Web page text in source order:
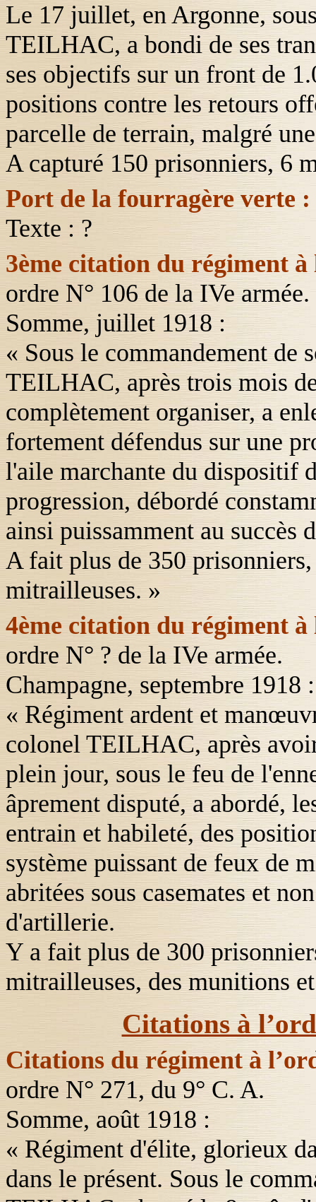
Le 17 juillet, en Argonne,
TEILHAC, a bondi de ses
ses objectifs sur un front de
positions contre les retours
parcelle de terrain, malgré
A capturé 150 prisonniers, 6
Port de la fourragère verte :
Texte : ?
3ème citation du régiment à
ordre N° 106 de la IVe armée.
Somme, juillet 1918 :
« Sous le commandement de
TEILHAC, après trois mois
complètement organiser, a
fortement défendus sur une
l'aile marchante du dispositif
progression, débordé
ainsi puissamment au
A fait plus de 350
mitrailleuses. »
4ème citation du régiment à
ordre N° ? de la IVe armée.
Champagne, septembre 1918 :
« Régiment ardent et
colonel TEILHAC, après
plein jour, sous le feu de
âprement disputé, a abordé,
entrain et habileté, des
système puissant de feux de
abritées sous casemates et
d'artillerie.
Y a fait plus de 300
mitrailleuses, des munitions
Citations à
Citations du régiment à
ordre N° 271, du 9° C. A.
Somme, août 1918 :
« Régiment d'élite, glorieux
dans le présent. Sous le